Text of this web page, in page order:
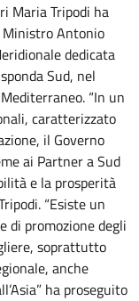
Maria Tripodi ha
Ministro Antonio
dedicata
Sud, nel
“In un
caratterizzato
il Governo
ai Partner a Sud
e la prosperità
“Esiste un
di promozione degli
soprattutto
anche
ha proseguito